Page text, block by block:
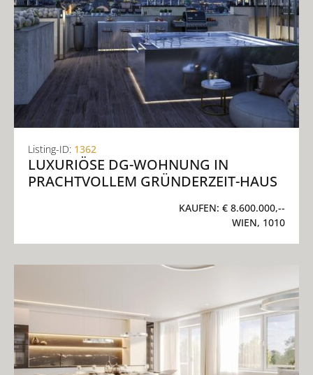
Listing-ID: 1362
LUXURIÖSE DG-WOHNUNG IN
PRACHTVOLLEM GRÜNDERZEIT-HAUS
KAUFEN: € 8.600.000,--
WIEN, 1010